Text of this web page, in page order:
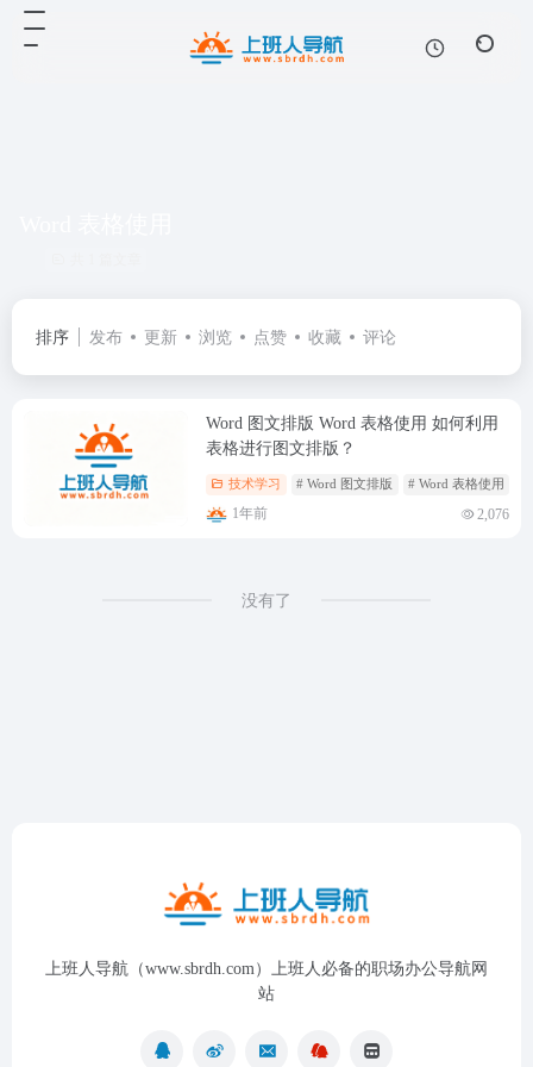
排序 发布 更新 浏览 点赞 收藏 评论
Word 图文排版 Word 表格使用 如何利用
表格进行图文排版？
技术学习 # Word 图文排版 # Word 表格使用
1年前 2,076
没有了
上班人导航（www.sbrdh.com）上班人必备的职场办公导航网
站